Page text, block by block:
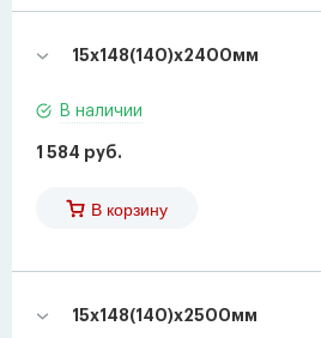
15х148(140)х2400мм
В наличии
1 584 руб.
В корзину
15х148(140)х2500мм